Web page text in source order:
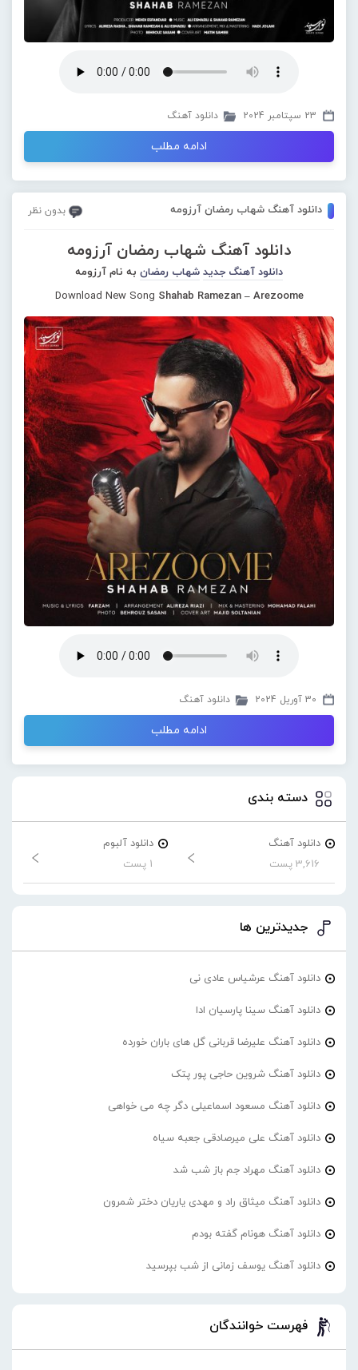
23 سپتامبر 2024 دانلود آهنگ
ادامه مطلب
دانلود آهنگ شهاب رمضان آرزومه بدون نظر
دانلود آهنگ شهاب رمضان آرزومه
دانلود آهنگ جدید شهاب رمضان به نام آرزومه
Download New Song Shahab Ramezan – Arezoome
30 آوریل 2024 دانلود آهنگ
ادامه مطلب
دسته بندی
دانلود آهنگ
3,616 پست
دانلود آلبوم
1 پست
جدیدترین ها
دانلود آهنگ عرشیاس عادی نی
دانلود آهنگ سینا پارسیان ادا
دانلود آهنگ علیرضا قربانی گل های باران خورده
دانلود آهنگ شروین حاجی پور پتک
دانلود آهنگ مسعود اسماعیلی دگر چه می خواهی
دانلود آهنگ علی میرصادقی جعبه سیاه
دانلود آهنگ مهراد جم باز شب شد
دانلود آهنگ میثاق راد و مهدی یاریان دختر شمرون
دانلود آهنگ هونام گفته بودم
دانلود آهنگ یوسف زمانی از شب بپرسید
فهرست خوانندگان